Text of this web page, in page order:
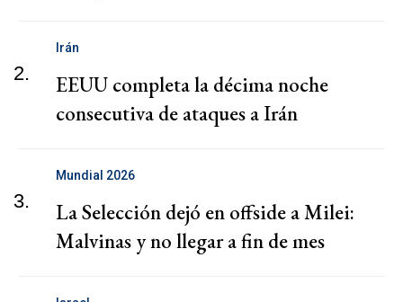
2.
Irán
EEUU completa la décima noche
consecutiva de ataques a Irán
3.
Mundial 2026
La Selección dejó en offside a Milei:
Malvinas y no llegar a fin de mes